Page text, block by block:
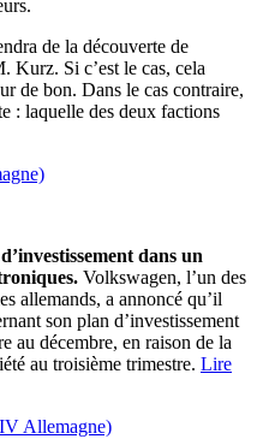
de la découverte de
Kurz. Si c’est le cas, cela
de bon. Dans le cas contraire,
: laquelle des deux factions
dans un
Volkswagen, l’un des
allemands, a annoncé qu’il
son plan d’investissement
au décembre, en raison de la
au troisième trimestre. Lire
Allemagne)